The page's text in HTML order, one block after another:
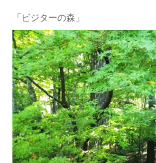
「ビジターの森」